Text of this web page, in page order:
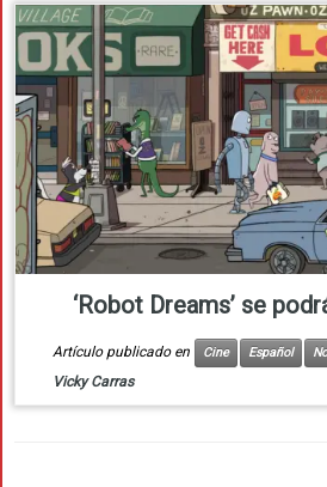
‘Robot Dreams’ se
Artículo publicado en Cine Español
Vicky Carras